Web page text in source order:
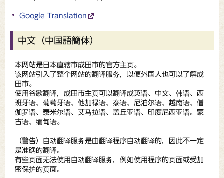
Google Translation
中文（中国語簡体）
本网站是日本直辖市成田市的官方主页。
该网站引入了整个网站的翻译服务，以便外国人也可以了解成
田市。
使用谷歌翻译，成田市主页可以翻译成英语、中文、韩语、西
班牙语、葡萄牙语、他加禄语、泰语、尼泊尔语、越南语、僧
伽罗语、泰米尔语、艾马拉语、盖丘亚语、印度尼西亚语。蒙
古语、缅甸语。
（警告）自动翻译服务是由翻译程序自动翻译的，因此不一定
是准确的翻译。
有些页面无法使用自动翻译服务，例如使用程序的页面或受加
密保护的页面。